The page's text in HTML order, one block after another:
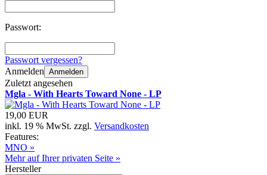
Passwort:
Passwort vergessen?
Anmelden Anmelden
Zuletzt angesehen
Mgla - With Hearts Toward None - LP
19,00 EUR
inkl. 19 % MwSt. zzgl. Versandkosten
Features:
MNO »
Mehr auf Ihrer privaten Seite »
Hersteller